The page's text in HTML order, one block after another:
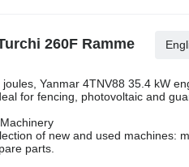
260F Ramme
Yanmar 4TNV88 35.4 kW
for fencing, photovoltaic and
of new and used machines:
parts.